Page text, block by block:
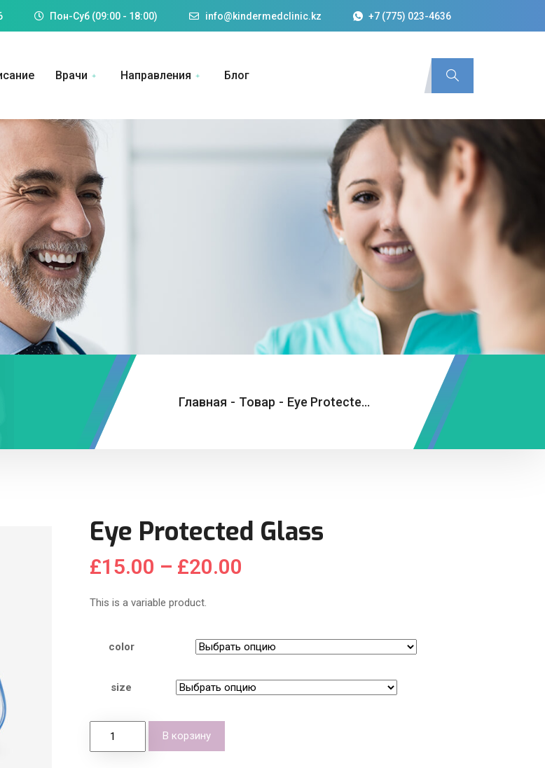
Пон-Суб (09:00 - 18:00) info@kindermedclinic.kz +7 (775) 023-4636
Врачи Направления Блог
Главная - Товар - Eye Protected Glass
Eye Protected Glass
£15.00 – £20.00
This is a variable product.
color
size
В корзину